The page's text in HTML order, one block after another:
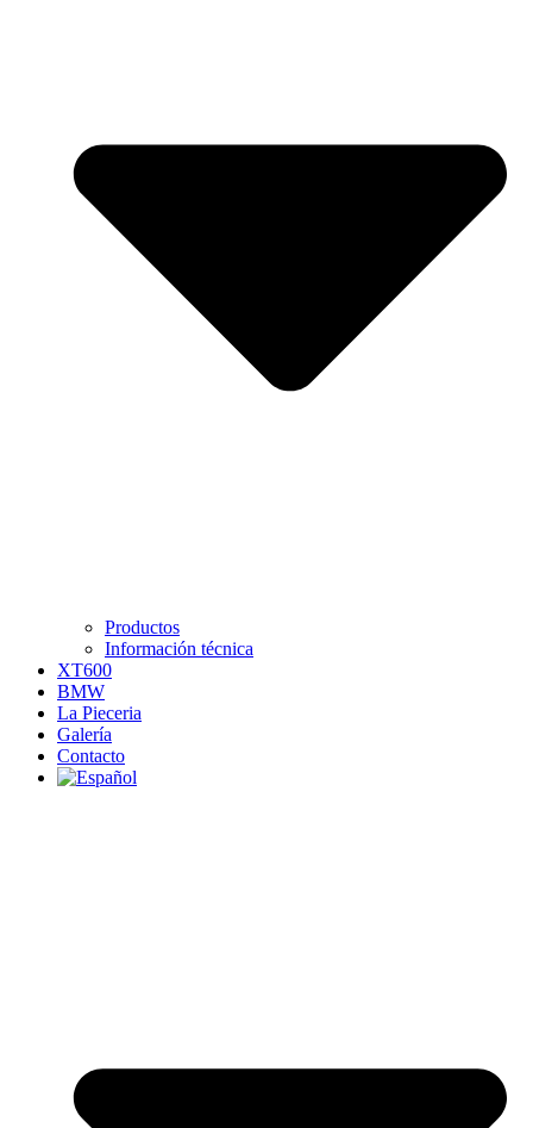
Productos
Información técnica
XT600
BMW
La Pieceria
Galería
Contacto